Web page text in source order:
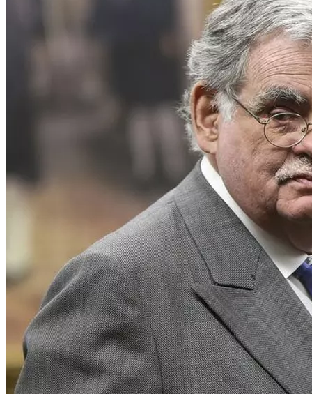
27 de setembro de 2017
Itapetinga: vereadores entre a
cruz e a espada. será que eles
aumentarão as taxas
propostas pelo prefeito?